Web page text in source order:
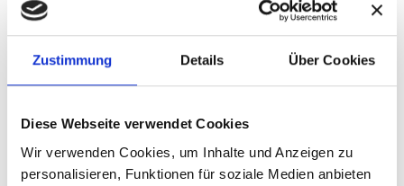
Zustimmung Details Über Cookies
Diese Webseite verwendet Cookies
Wir verwenden Cookies, um Inhalte und Anzeigen zu
personalisieren, Funktionen für soziale Medien anbieten